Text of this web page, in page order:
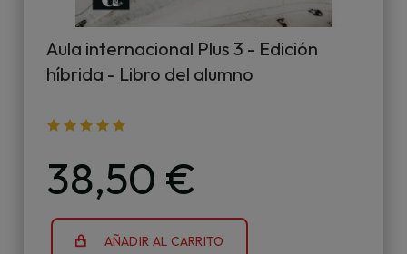
Aula internacional Plus 3 - Edición
híbrida - Libro del alumno
38,50 €
AÑADIR AL CARRITO